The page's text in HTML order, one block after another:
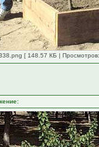
[ 148.57 КБ |